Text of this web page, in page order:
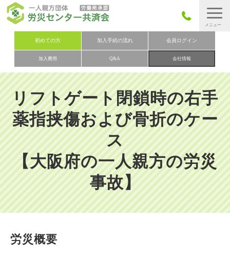
初めての方 加入手続の流れ 会員ログイン
加入費用 Q&A 会社情報
労災保険とは
労災保険の取りまとめ
労災保険加入手続きの流れ
加入費用
加入申込み
会社概要
お問い合わせ
会員メニュー
リフトゲート閉鎖時の右手
薬指挟傷および骨折のケー
ス
【大阪府の一人親方の労災
事故】
労災概要